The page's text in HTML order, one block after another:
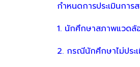
กำหนดการประเมินกา
1. นักศึกษาสภาพแวดล้
2. กรณีนักศึกษาไม่ประ